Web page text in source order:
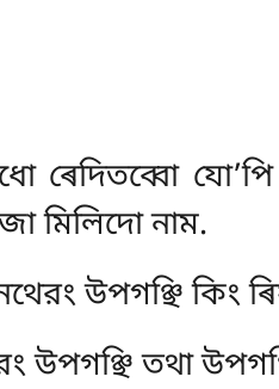
ৰেদিতব্বো
মিলিদো নাম.
উপগঞ্ছি কিং
উপগঞ্ছি তথা